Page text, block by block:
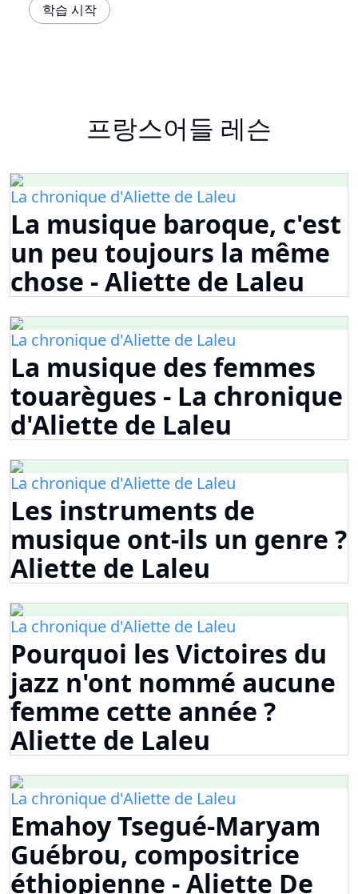
학습 시작
프랑스어들 레슨
La chronique d'Aliette de Laleu
La musique baroque, c'est
un peu toujours la même
chose - Aliette de Laleu
La chronique d'Aliette de Laleu
La musique des femmes
touarègues - La chronique
d'Aliette de Laleu
La chronique d'Aliette de Laleu
Les instruments de
musique ont-ils un genre ?
Aliette de Laleu
La chronique d'Aliette de Laleu
Pourquoi les Victoires du
jazz n'ont nommé aucune
femme cette année ?
Aliette de Laleu
La chronique d'Aliette de Laleu
Emahoy Tsegué-Maryam
Guébrou, compositrice
éthiopienne - Aliette De